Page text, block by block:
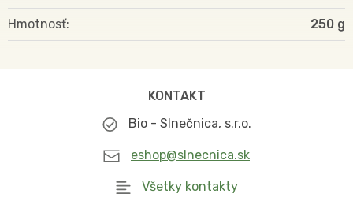
Hmotnosť 250
KONTAKT
Bio - Slnečnica, s.r.o.
eshop@slnecnica.sk
Všetky kontakty